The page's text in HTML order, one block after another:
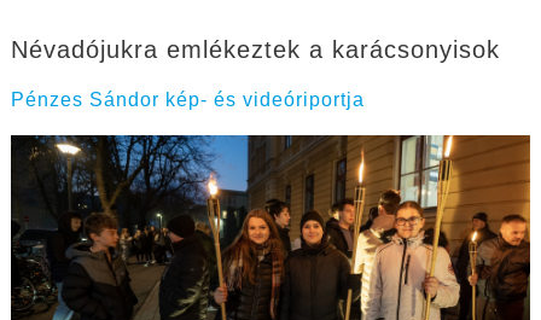
Névadójukra emlékeztek a karácsonyisok
Pénzes Sándor kép- és videóriportja